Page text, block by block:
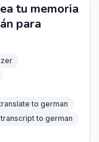
tu memoria
para
to german
to german